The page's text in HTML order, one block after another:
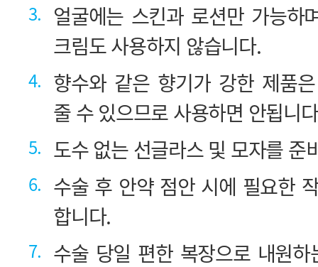
3.
크림도 사용하지 않습니다.
4.
줄 수 있으므로 사용하면 안됩니
5. 도수 없는 선글라스 및 모자를 준
6.
합니다.
7.